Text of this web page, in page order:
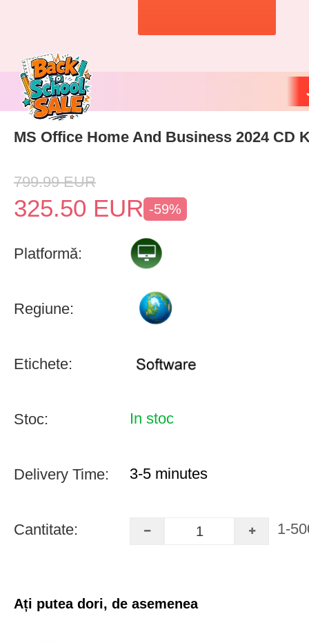
MS Office Home And Business 2024 CD
799.99 EUR
325.50 EUR -59%
Platformă:
Regiune:
Etichete:
Stoc: In stoc
Delivery Time: 3-5 minutes
Cantitate: 1-
Ați putea dori, de asemenea